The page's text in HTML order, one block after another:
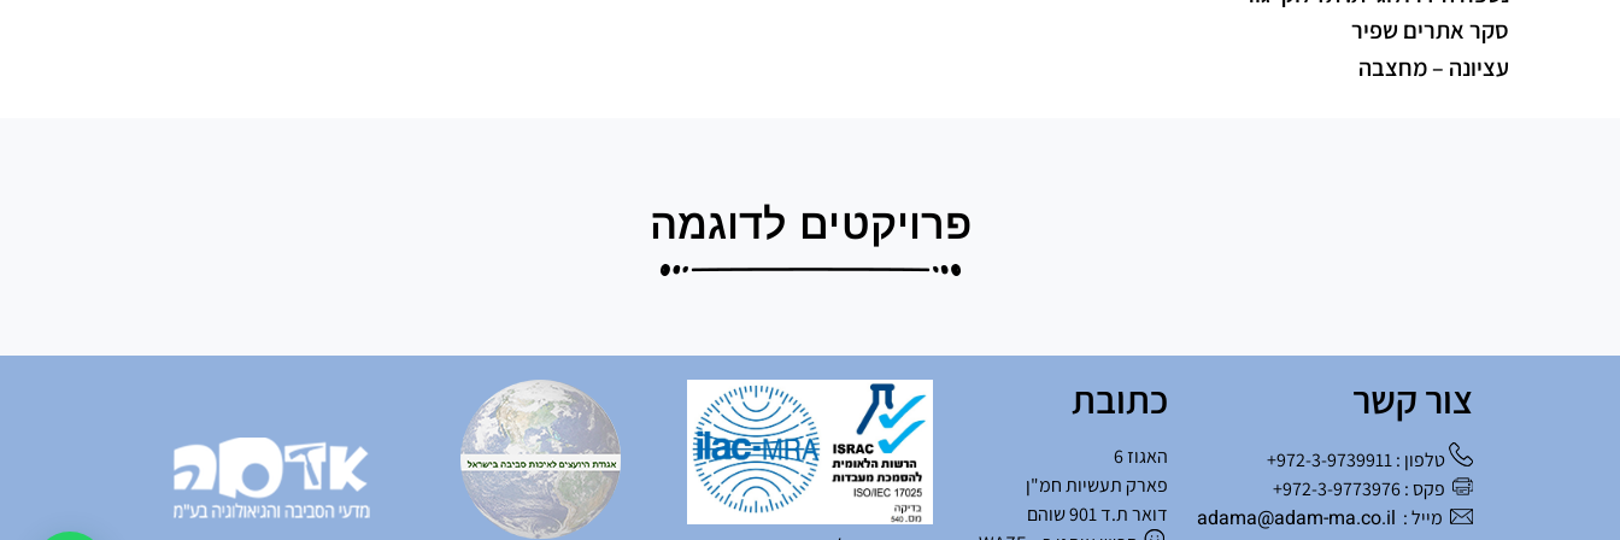
סקר אתרים שפיר
עציונה – מחצבה
פרויקטים לדוגמה
צור קשר
טלפון : 972-3-9739911+
פקס : 972-3-9773976+
מייל : adama@adam-ma.co.il
כתובת
האגוז 6
פארק תעשיות חמ"ן
דואר ת.ד 901 שוהם